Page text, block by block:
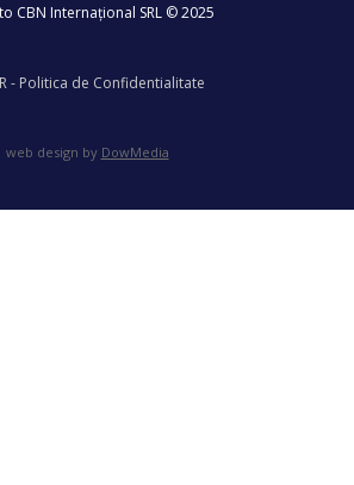
CBN Internațional SRL © 2025
- Politica de Confidentialitate
web design by DowMedia